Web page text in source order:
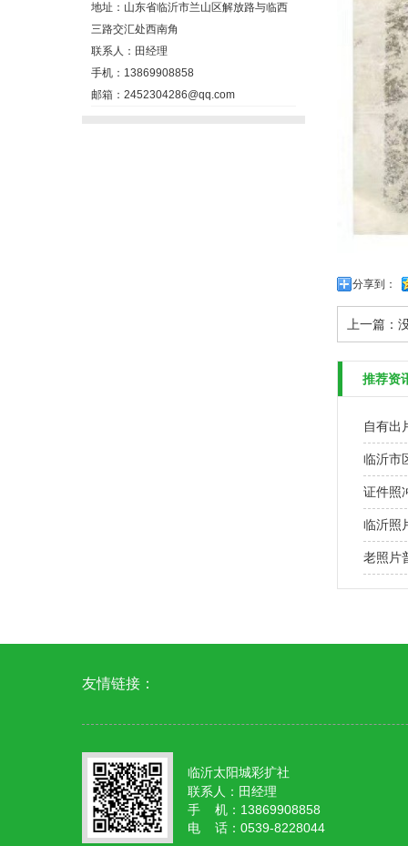
地址：山东省临沂市兰山区解放路与临西
三路交汇处西南角
联系人：田经理
手机：13869908858
邮箱：2452304286@qq.com
分享到：
上一篇：
推荐资
自有出
临沂市
证件照
临沂照
老照片
友情链接：
临沂太阳城彩扩社
联系人：田经理
手 机：13869908858
电 话：0539-8228044